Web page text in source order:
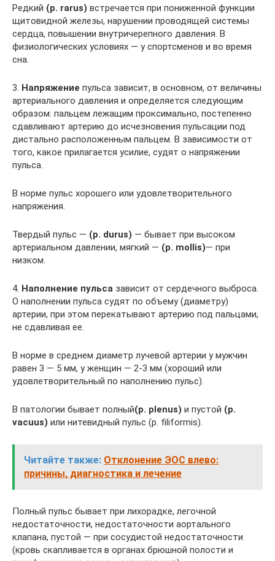
Редкий (р. rarus) встречается при пониженной функции
щитовидной железы, нарушении проводящей системы
сердца, повышении внутричерепного давления. В
физиологических условиях — у спортсменов и во время
сна.
3. Напряжение пульса зависит, в основном, от величины
артериального давления и определяется следующим
образом: пальцем лежащим проксимально, постепенно
сдавливают артерию до исчезновения пульсации под
дистально расположенным пальцем. В зависимости от
того, какое прилагается усилие, судят о напряжении
пульса.
В норме пульс хорошего или удовлетворительного
напряжения.
Твердый пульс — (р. durus) — бывает при высоком
артериальном давлении, мягкий — (р. mollis)— при
низком.
4. Наполнение пульса зависит от сердечного выброса.
О наполнении пульса судят по объему (диаметру)
артерии, при этом перекатывают артерию под пальцами,
не сдавливая ее.
В норме в среднем диаметр лучевой артерии у мужчин
равен 3 — 5 мм, у женщин — 2-3 мм (хороший или
удовлетворительный по наполнению пульс).
В патологии бывает полный(р. plenus) и пустой (p.
vacuus) или нитевидный пульс (р. filiformis).
Читайте также: Отклонение ЭОС влево:
причины, диагностика и лечение
Полный пульс бывает при лихорадке, легочной
недостаточности, недостаточности аортального
клапана, пустой — при сосудистой недостаточности
(кровь скапливается в органах брюшной полости и